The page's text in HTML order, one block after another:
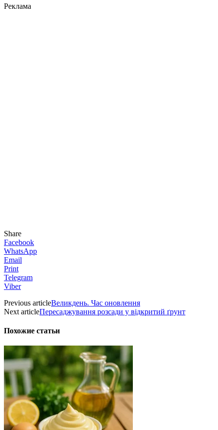
Реклама
Share
Facebook
WhatsApp
Email
Print
Telegram
Viber
Previous articleВеликдень. Час оновлення
Next articleПересаджування розсади у відкритий ґрунт
Похожие статьи